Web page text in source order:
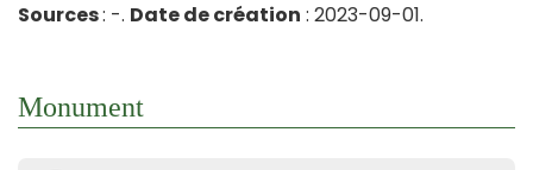
Sources: -. Date de création : 2023-09-01.
Monument